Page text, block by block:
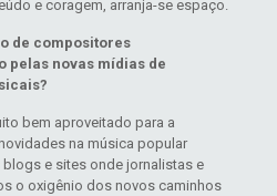
e coragem, arranja-se espaço.
de compositores
pelas novas mídias de
bem aproveitado para a
na música popular
blogs e sites onde jornalistas e
o oxigênio dos novos caminhos